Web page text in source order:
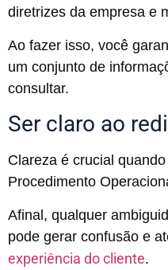
diretrizes da empresa e
Ao fazer isso, você
um conjunto de
consultar.
Ser claro ao
Clareza é crucial
Procedimento
Afinal, qualquer
pode gerar confusão e
experiência do cliente.